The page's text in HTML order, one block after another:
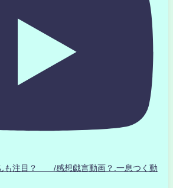
も注目？ /感想戯言動画？.一息つく動